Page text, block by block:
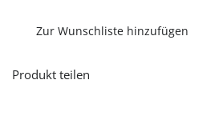
Zur Wunschliste hinzufügen
Produkt teilen